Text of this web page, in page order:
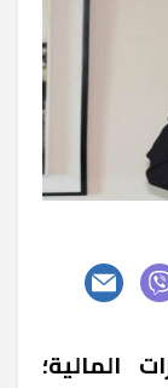
المالية؛